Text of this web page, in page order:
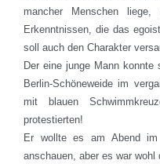
mancher Menschen liege,
Erkenntnissen, die das
soll auch den Charakter
Der eine junge Mann
Berlin-Schöneweide im
mit blauen
protestierten!
Er wollte es am Abend im
anschauen, aber es war wohl